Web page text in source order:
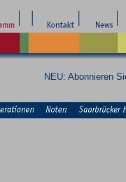
NEU: Abonnieren